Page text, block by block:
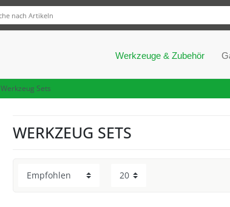
Werkzeuge & Zubehör
Werkzeug Sets
WERKZEUG SETS